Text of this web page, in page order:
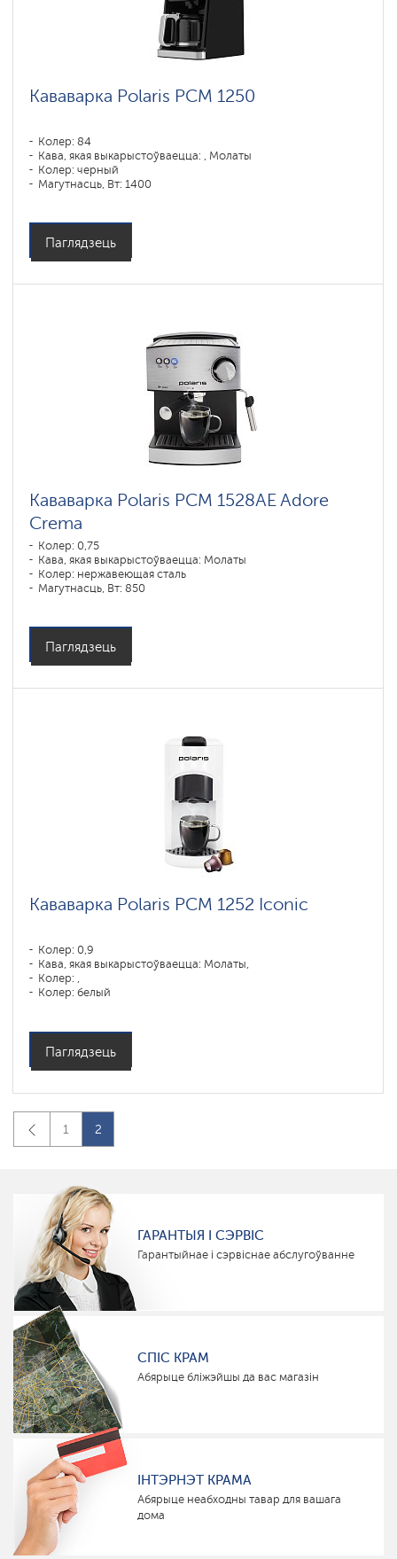
Кававарка Polaris PCM 1250
Колер: 84
Кава, якая выкарыстоўваецца: , Молаты
Колер: черный
Магутнасць, Вт: 1400
Паглядзець
Кававарка Polaris PCM 1528AE Adore
Crema
Колер: 0,75
Кава, якая выкарыстоўваецца: Молаты
Колер: нержавеющая сталь
Магутнасць, Вт: 850
Паглядзець
Кававарка Polaris PCM 1252 Iconic
Колер: 0,9
Кава, якая выкарыстоўваецца: Молаты,
Колер: ,
Колер: белый
Паглядзець
1 2
ГАРАНТЫЯ І СЭРВІС
Гарантыйнае і сэрвіснае абслугоўванне
СПІС КРАМ
Абярыце бліжэйшы да вас магазін
ІНТЭРНЭТ КРАМА
Абярыце неабходны тавар для вашага
дома